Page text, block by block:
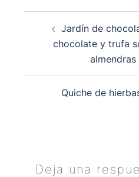
entradas
Jardín de
chocolate y trufa
Quiche de
Deja una